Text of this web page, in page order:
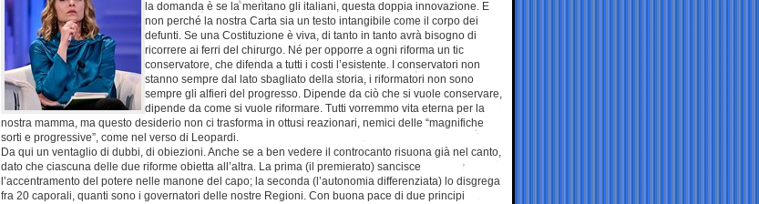
la domanda è se la meritano gli italiani, questa doppia innovazione. E
non perché la nostra Carta sia un testo intangibile come il corpo dei
defunti. Se una Costituzione è viva, di tanto in tanto avrà bisogno di
ricorrere ai ferri del chirurgo. Né per opporre a ogni riforma un tic
conservatore, che difenda a tutti i costi l’esistente. I conservatori non
stanno sempre dal lato sbagliato della storia, i riformatori non sono
sempre gli alfieri del progresso. Dipende da ciò che si vuole conservare,
dipende da come si vuole riformare. Tutti vorremmo vita eterna per la
nostra mamma, ma questo desiderio non ci trasforma in ottusi reazionari, nemici delle “magnifiche
sorti e progressive”, come nel verso di Leopardi.
Da qui un ventaglio di dubbi, di obiezioni. Anche se a ben vedere il controcanto risuona già nel canto,
dato che ciascuna delle due riforme obietta all’altra. La prima (il premierato) sancisce
l’accentramento del potere nelle manone del capo; la seconda (l’autonomia differenziata) lo disgrega
fra 20 caporali, quanti sono i governatori delle nostre Regioni. Con buona pace di due principi